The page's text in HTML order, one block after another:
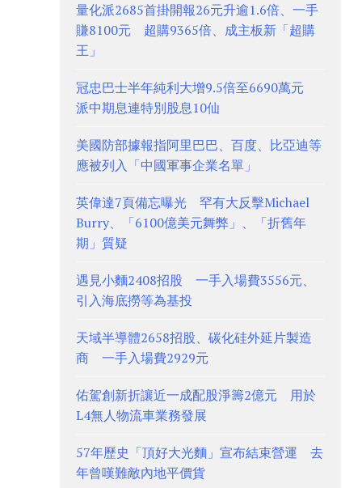
量化派2685首掛開報26元升逾1.6倍、一手
賺8100元 超購9365倍、成主板新「超購
王」
冠忠巴士半年純利大增9.5倍至6690萬元
派中期息連特別股息10仙
美國防部據報指阿里巴巴、百度、比亞迪等
應被列入「中國軍事企業名單」
英偉達7頁備忘曝光 罕有大反擊Michael
Burry、「6100億美元舞弊」、「折舊年
期」質疑
遇見小麵2408招股 一手入場費3556元、
引入海底撈等為基投
天域半導體2658招股、碳化硅外延片製造
商 一手入場費2929元
佑駕創新折讓近一成配股淨籌2億元 用於
L4無人物流車業務發展
57年歷史「頂好大光麵」宣布結束營運 去
年曾嘆難敵內地平價貨